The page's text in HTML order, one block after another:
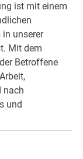
ist mit einem
unserer
Mit dem
Betroffene
nach
und